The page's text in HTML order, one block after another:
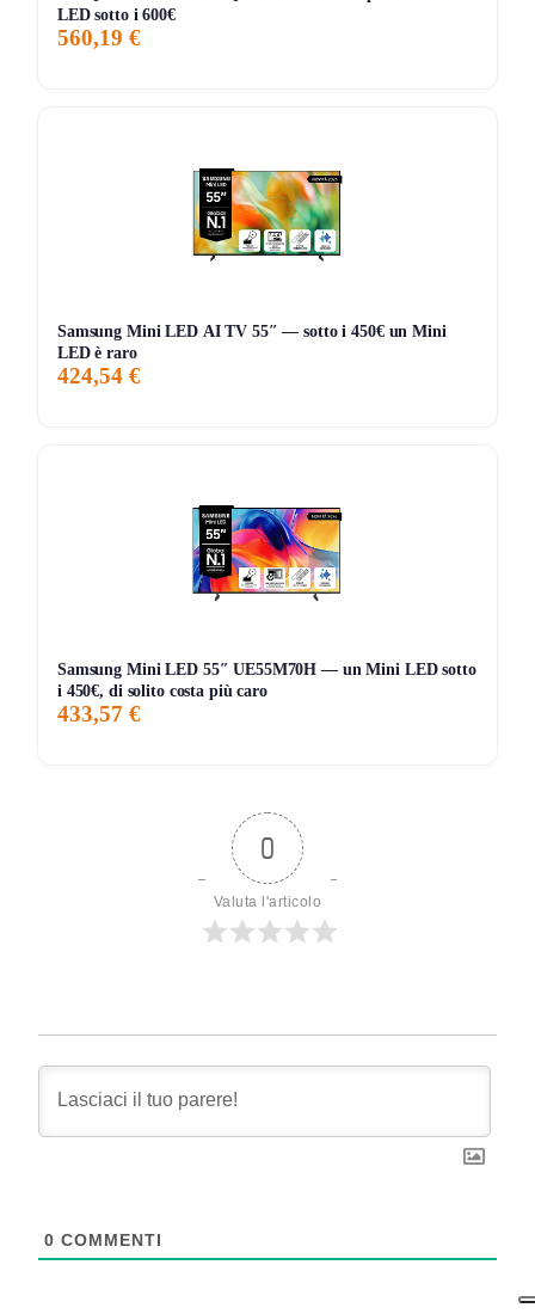
90G Tutto
LED sotto i 600€
560,19 €
Samsung Mini LED AI TV 55″ — sotto i 450€ un Mini
LED è raro
424,54 €
Samsung Mini LED 55″ UE55M70H — un Mini LED sotto
i 450€, di solito costa più caro
433,57 €
0
Valuta l'articolo
0 COMMENTI